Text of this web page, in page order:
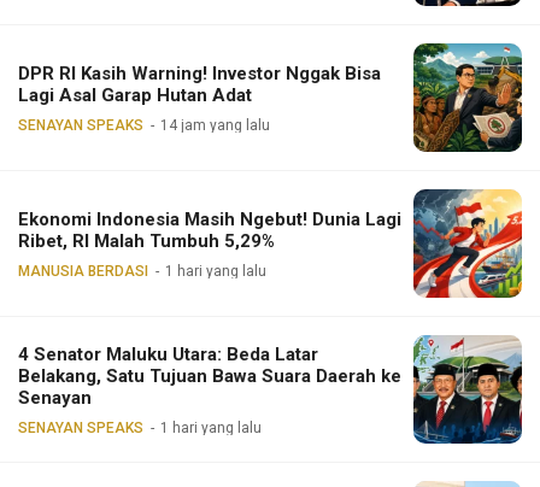
DPR RI Kasih Warning! Investor Nggak Bisa
Lagi Asal Garap Hutan Adat
SENAYAN SPEAKS 14 jam yang lalu
Ekonomi Indonesia Masih Ngebut! Dunia Lagi
Ribet, RI Malah Tumbuh 5,29%
MANUSIA BERDASI 1 hari yang lalu
4 Senator Maluku Utara: Beda Latar
Belakang, Satu Tujuan Bawa Suara Daerah ke
Senayan
SENAYAN SPEAKS 1 hari yang lalu